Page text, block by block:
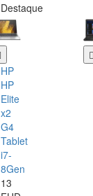
Destaque
HP
HP
Elite
x2
G4
Tablet
i7-
8Gen
13